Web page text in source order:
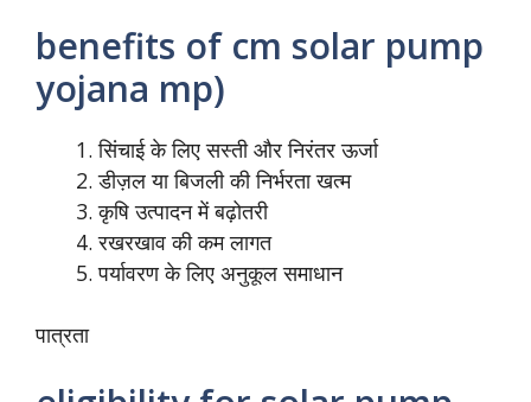
benefits of cm solar pump
yojana mp)
सिंचाई के लिए सस्ती और निरंतर ऊर्जा
डीज़ल या बिजली की निर्भरता खत्म
कृषि उत्पादन में बढ़ोतरी
रखरखाव की कम लागत
पर्यावरण के लिए अनुकूल समाधान
पात्रता